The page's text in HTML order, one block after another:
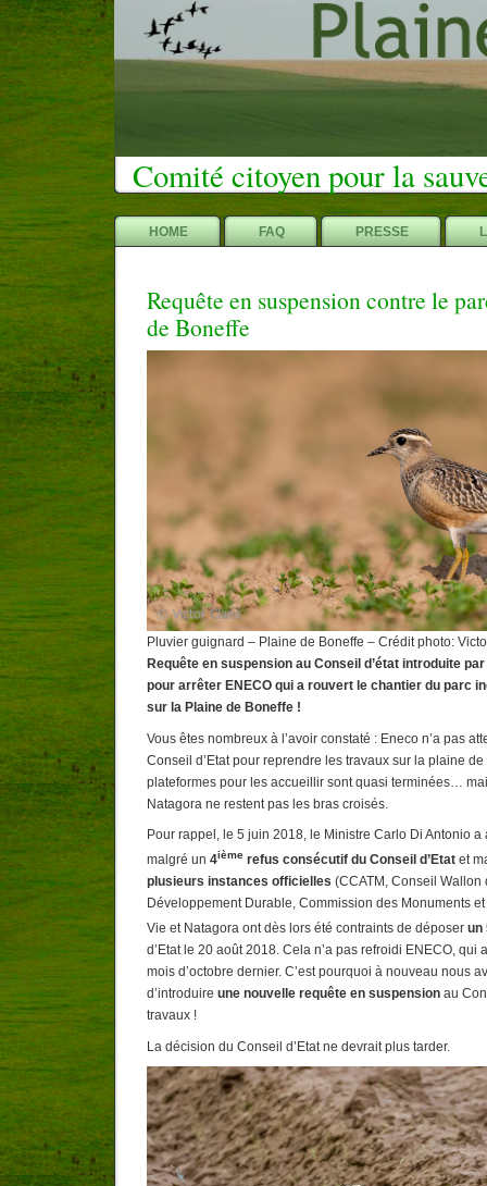
Comité citoyen pour la
HOME FAQ PRESSE
Requête en suspension contre le
de Boneffe
Pluvier guignard – Plaine de Boneffe – Crédit photo:
Requête en suspension au Conseil d’état introduite
pour arrêter ENECO qui a rouvert le chantier du parc
sur la Plaine de Boneffe !
Vous êtes nombreux à l’avoir constaté : Eneco n’a pas
Conseil d’Etat pour reprendre les travaux sur la plaine de
plateformes pour les accueillir sont quasi terminées…
Natagora ne restent pas les bras croisés.
Pour rappel, le 5 juin 2018, le Ministre Carlo Di Antonio a
malgré un 4ième refus consécutif du Conseil d’Etat et
plusieurs instances officielles (CCATM, Conseil Wallon
Développement Durable, Commission des Monuments
Vie et Natagora ont dès lors été contraints de déposer un
d’Etat le 20 août 2018. Cela n’a pas refroidi ENECO, qui
mois d’octobre dernier. C’est pourquoi à nouveau nous
d’introduire une nouvelle requête en suspension au
travaux !
La décision du Conseil d’Etat ne devrait plus tarder.